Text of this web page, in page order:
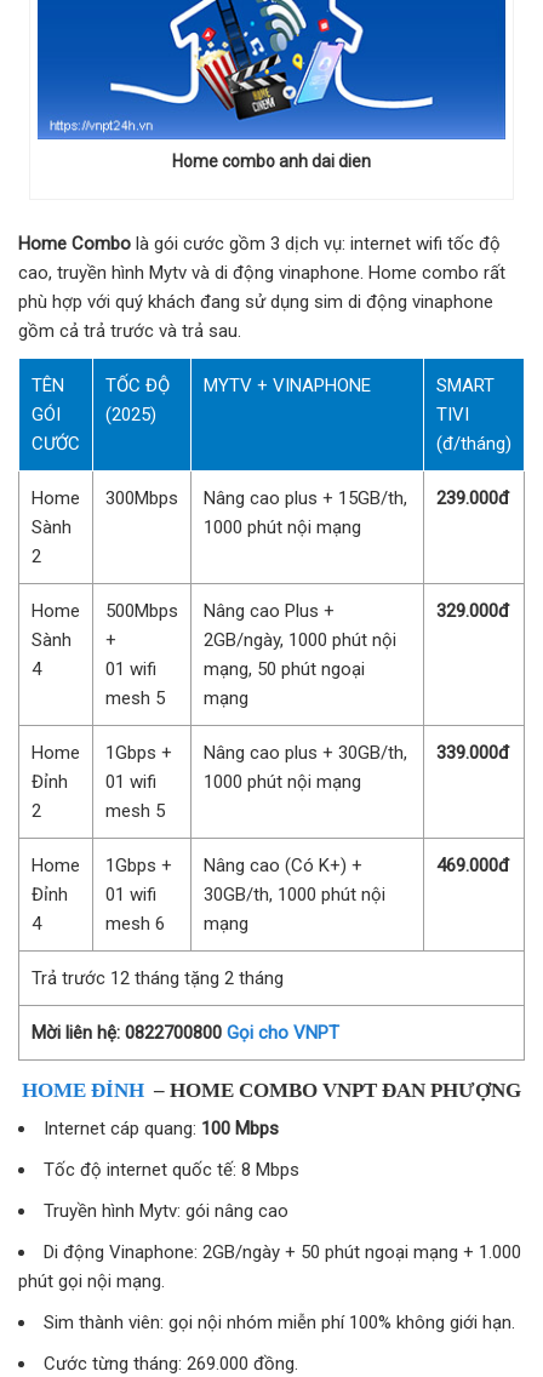
Home combo anh dai dien
Home Combo là gói cước gồm 3 dịch vụ: internet wifi tốc độ
cao, truyền hình Mytv và di động vinaphone. Home combo rất
phù hợp với quý khách đang sử dụng sim di động vinaphone
gồm cả trả trước và trả sau.
TÊN
GÓI
CƯỚC
TỐC ĐỘ
(2025)
MYTV + VINAPHONE
SMART
TIVI
(đ/tháng)
Home
Sành
2
300Mbps
Nâng cao plus + 15GB/th,
1000 phút nội mạng
239.000đ
Home
Sành
4
500Mbps
+
01 wifi
mesh 5
Nâng cao Plus +
2GB/ngày, 1000 phút nội
mạng, 50 phút ngoại
mạng
329.000đ
Home
Đỉnh
2
1Gbps +
01 wifi
mesh 5
Nâng cao plus + 30GB/th,
1000 phút nội mạng
339.000đ
Home
Đỉnh
4
1Gbps +
01 wifi
mesh 6
Nâng cao (Có K+) +
30GB/th, 1000 phút nội
mạng
469.000đ
Trả trước 12 tháng tặng 2 tháng
Mời liên hệ: 0822700800 Gọi cho VNPT
HOME ĐỈNH – HOME COMBO VNPT ĐAN PHƯỢNG
Internet cáp quang: 100 Mbps
Tốc độ internet quốc tế: 8 Mbps
Truyền hình Mytv: gói nâng cao
Di động Vinaphone: 2GB/ngày + 50 phút ngoại mạng + 1.000
phút gọi nội mạng.
Sim thành viên: gọi nội nhóm miễn phí 100% không giới hạn.
Cước từng tháng: 269.000 đồng.